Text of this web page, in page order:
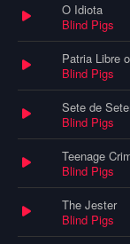
O Idiota
Blind Pigs
Patria Libre
Blind Pigs
Sete de
Blind Pigs
Teenage
Blind Pigs
The Jester
Blind Pigs